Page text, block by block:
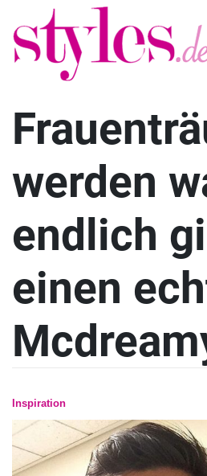
werden
endlich
einen
Inspiration